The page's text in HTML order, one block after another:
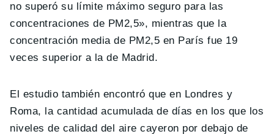
no superó su límite máximo seguro para las
concentraciones de PM2,5», mientras que la
concentración media de PM2,5 en París fue 19
veces superior a la de Madrid.
El estudio también encontró que en Londres y
Roma, la cantidad acumulada de días en los que los
niveles de calidad del aire cayeron por debajo de